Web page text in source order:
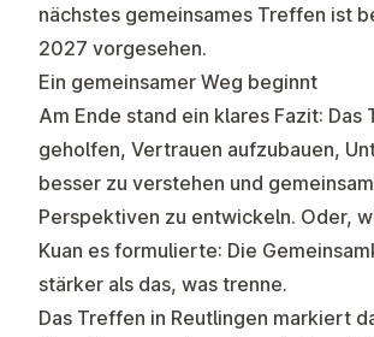
nächstes gemeinsames Treffen ist
2027 vorgesehen.
Ein gemeinsamer Weg beginnt
Am Ende stand ein klares Fazit: Das
geholfen, Vertrauen aufzubauen,
besser zu verstehen und
Perspektiven zu entwickeln. Oder,
Kuan es formulierte: Die
stärker als das, was trenne.
Das Treffen in Reutlingen markiert